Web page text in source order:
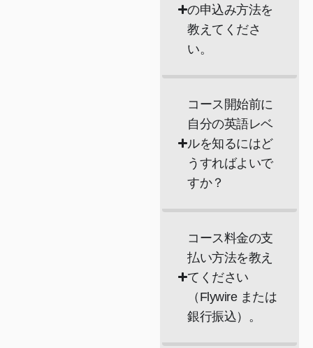
の申込み方法を
教えてくださ
い。
コース開始前に
自分の英語レベ
ルを知るにはど
うすればよいで
すか？
コース料金の支
払い方法を教え
てください
（Flywire または
銀行振込）。